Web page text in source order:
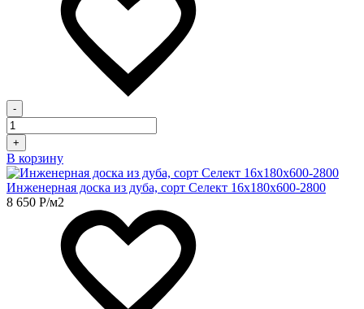
-
+
В корзину
Инженерная доска из дуба, сорт Селект 16х180х600-2800
8 650 Р/м2